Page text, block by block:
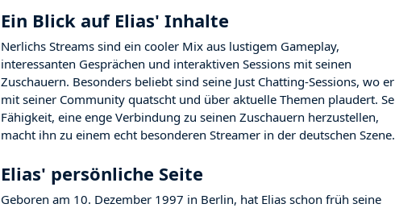
Ein Blick auf Elias' Inhalte
Nerlichs Streams sind ein cooler Mix aus lustigem Gameplay,
interessanten Gesprächen und interaktiven Sessions mit seinen
Zuschauern. Besonders beliebt sind seine Just Chatting-Sessions, wo er
mit seiner Community quatscht und über aktuelle Themen plaudert.
Fähigkeit, eine enge Verbindung zu seinen Zuschauern herzustellen,
macht ihn zu einem echt besonderen Streamer in der deutschen Szene.
Elias' persönliche Seite
Geboren am 10. Dezember 1997 in Berlin, hat Elias schon früh seine